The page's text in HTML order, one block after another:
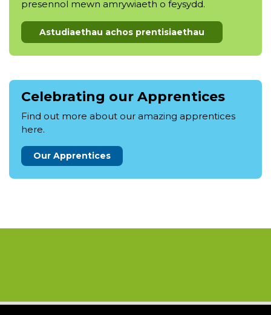
presennol mewn amrywiaeth o feysydd.
Astudiaethau achos prentisiaethau
Celebrating our Apprentices
Find out more about our amazing apprentices
here.
Our Apprentices